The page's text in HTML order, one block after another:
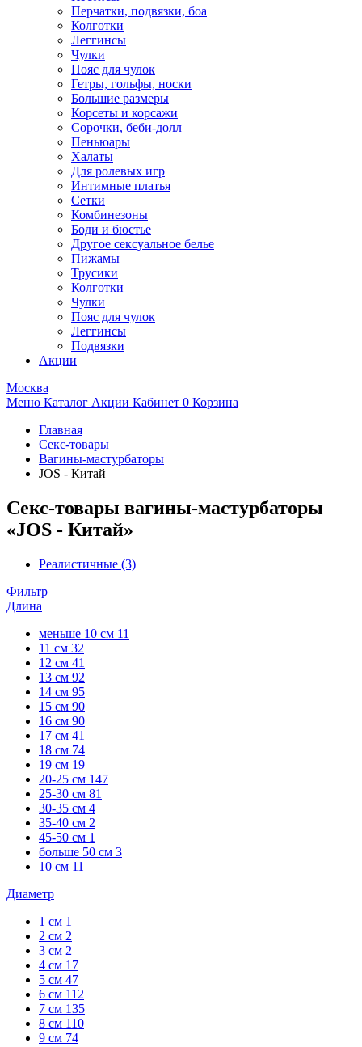
Перчатки, подвязки, боа
Колготки
Леггинсы
Чулки
Пояс для чулок
Гетры, гольфы, носки
Большие размеры
Корсеты и корсажи
Сорочки, беби-долл
Пеньюары
Халаты
Для ролевых игр
Интимные платья
Сетки
Комбинезоны
Боди и бюстье
Другое сексуальное белье
Пижамы
Трусики
Колготки
Чулки
Пояс для чулок
Леггинсы
Подвязки
Акции
Москва
Меню Каталог Акции Кабинет 0 Корзина
Главная
Секс-товары
Вагины-мастурбаторы
JOS - Китай
Секс-товары вагины-мастурбаторы
«JOS - Китай»
Реалистичные (3)
Фильтр
Длина
меньше 10 см 11
11 см 32
12 см 41
13 см 92
14 см 95
15 см 90
16 см 90
17 см 41
18 см 74
19 см 19
20-25 см 147
25-30 см 81
30-35 см 4
35-40 см 2
45-50 см 1
больше 50 см 3
10 см 11
Диаметр
1 см 1
2 см 2
3 см 2
4 см 17
5 см 47
6 см 112
7 см 135
8 см 110
9 см 74